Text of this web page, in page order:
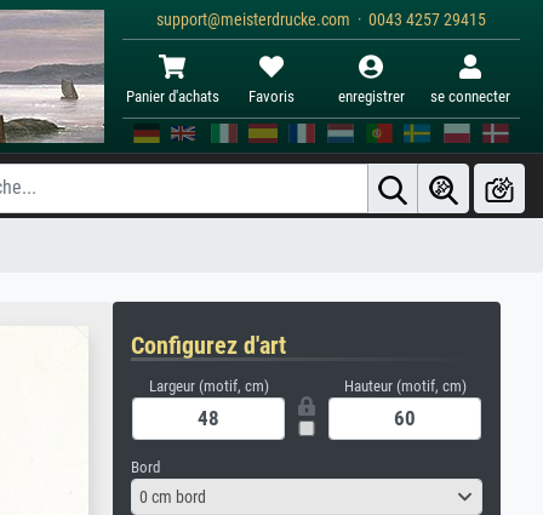
support@meisterdrucke.com · 0043 4257 29415
Panier d'achats Favoris enregistrer se connecter
Configurez d'art
Largeur (motif, cm) Hauteur (motif, cm)
Bord
0 cm bord